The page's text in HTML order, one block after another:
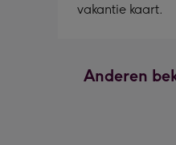
vakantie kaart.
Anderen